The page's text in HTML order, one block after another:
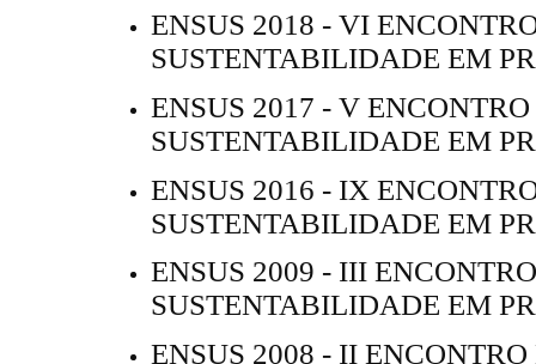
ENSUS 2018 - VI
SUSTENTABILIDADE EM
ENSUS 2017 - V
SUSTENTABILIDADE EM
ENSUS 2016 - IX
SUSTENTABILIDADE EM
ENSUS 2009 - III
SUSTENTABILIDADE EM
ENSUS 2008 - II ENCONTRO